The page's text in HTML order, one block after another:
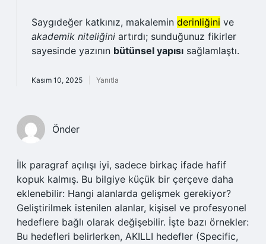
Saygıdeğer katkınız, makalemin derinliğini ve
akademik niteliğini artırdı; sunduğunuz fikirler
sayesinde yazının bütünsel yapısı sağlamlaştı.
Kasım 10, 2025 Yanıtla
Önder
İlk paragraf açılışı iyi, sadece birkaç ifade hafif
kopuk kalmış. Bu bilgiye küçük bir çerçeve daha
eklenebilir: Hangi alanlarda gelişmek gerekiyor?
Geliştirilmek istenilen alanlar, kişisel ve profesyonel
hedeflere bağlı olarak değişebilir. İşte bazı örnekler:
Bu hedefleri belirlerken, AKILLI hedefler (Specific,